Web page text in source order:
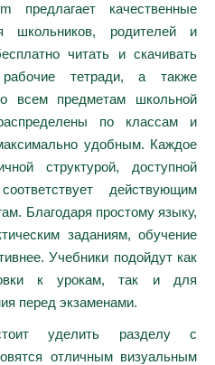
предлагает качественные
школьников, родителей и
читать и скачивать
тетради, а также
всем предметам школьной
по классам и
удобным. Каждое
структурой, доступной
действующим
Благодаря простому языку,
заданиям, обучение
Учебники подойдут как
к урокам, так и для
перед экзаменами.
уделить разделу с
отличным визуальным